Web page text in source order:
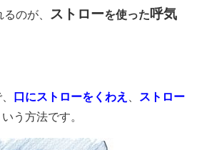
のが、 ストローを使った 呼気
口にストローをくわえ
ストロー
いう方法です。